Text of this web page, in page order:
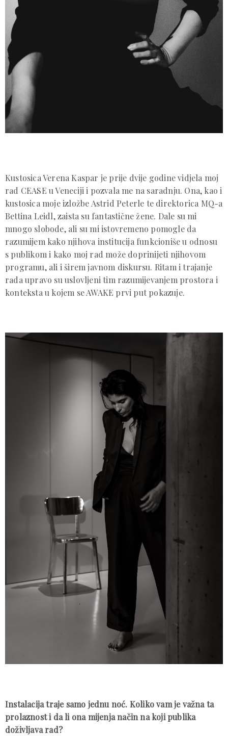
Kustosica Verena Kaspar je prije dvije godine vidjela moj
rad CEASE u Veneciji i pozvala me na saradnju. Ona, kao i
kustosica moje izložbe Astrid Peterle te direktorica MQ-a
Bettina Leidl, zaista su fantastične žene. Dale su mi
mnogo slobode, ali su mi istovremeno pomogle da
razumijem kako njihova institucija funkcioniše u odnosu
s publikom i kako moj rad može doprinijeti njihovom
programu, ali i širem javnom diskursu. Ritam i trajanje
rada upravo su uslovljeni tim razumijevanjem prostora i
konteksta u kojem se AWAKE prvi put pokazuje.
Instalacija traje samo jednu noć. Koliko vam je važna ta
prolaznost i da li ona mijenja način na koji publika
doživljava rad?